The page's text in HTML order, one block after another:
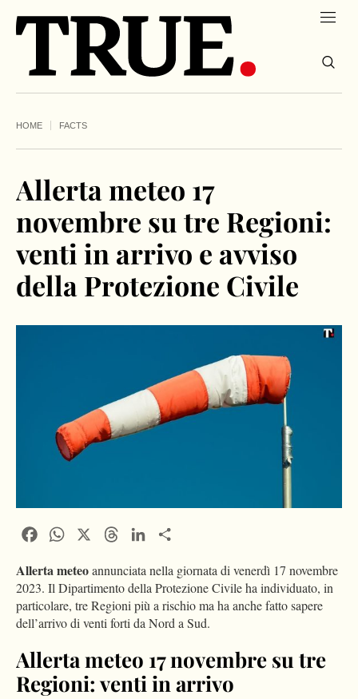
HOME FACTS
Allerta meteo 17
novembre su tre Regioni:
venti in arrivo e avviso
della Protezione Civile
FacebookWhatsApp ThreadsLinkedIn
Allerta meteoannunciata nella giornata di venerdì 17 novembre
2023. Il Dipartimento della Protezione Civile ha individuato, in
particolare, tre Regioni più a rischio ma ha anche fatto sapere
dell’arrivo di venti forti da Nord a Sud.
Allerta meteo 17 novembre su tre
Regioni: venti in arrivo